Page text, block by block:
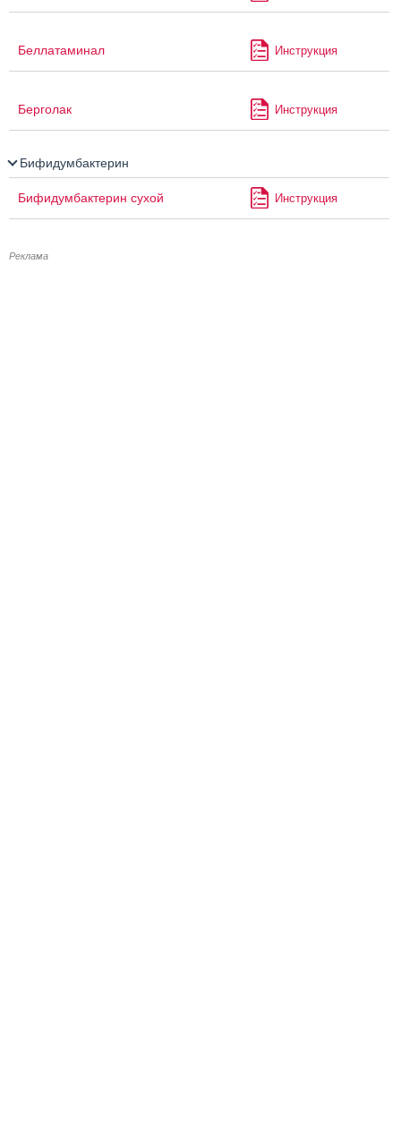
Беллатаминал Инструкция
Берголак Инструкция
Бифидумбактерин
Бифидумбактерин сухой Инструкция
Реклама